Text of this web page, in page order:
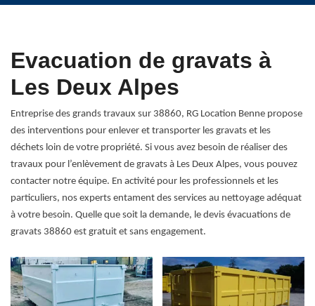
Evacuation de gravats à
Les Deux Alpes
Entreprise des grands travaux sur 38860, RG Location Benne propose
des interventions pour enlever et transporter les gravats et les
déchets loin de votre propriété. Si vous avez besoin de réaliser des
travaux pour l’enlèvement de gravats à Les Deux Alpes, vous pouvez
contacter notre équipe. En activité pour les professionnels et les
particuliers, nos experts entament des services au nettoyage adéquat
à votre besoin. Quelle que soit la demande, le devis évacuations de
gravats 38860 est gratuit et sans engagement.